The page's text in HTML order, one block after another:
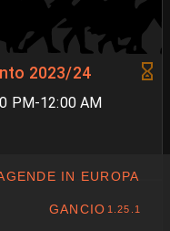
2023/24
PM-12:00 AM
IN EUROPA
GANCIO 1.25.1